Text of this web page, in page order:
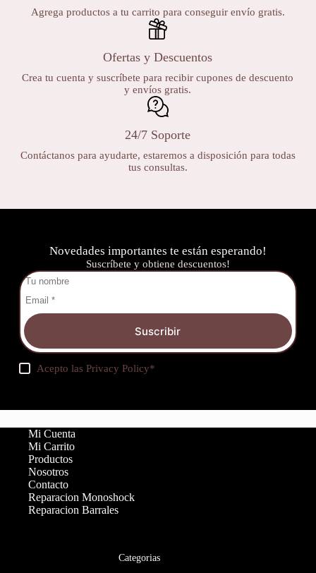
Agrega productos a tu carrito para conseguir envío gratis.
Ofertas y Descuentos
Crea tu cuenta y suscríbete para recibir cupones de descuento
y envíos gratis.
24/7 Soporte
Contáctanos para ayudarte, estaremos a disposición para todas
tus consultas.
Novedades importantes te están esperando!
Suscríbete y obtiene descuentos!
Suscribir
Acepto lasPrivacy Policy*
Mi Cuenta
Mi Carrito
Productos
Nosotros
Contacto
Reparacion Monoshock
Reparacion Barrales
Categorias